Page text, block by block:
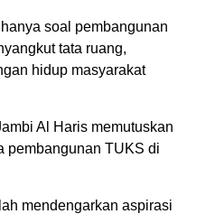
soal pembangunan
tata ruang,
hidup masyarakat
Al Haris memutuskan
pembangunan TUKS di
mendengarkan aspirasi